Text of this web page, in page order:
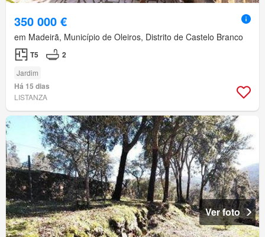
350 000 €
em Madeirã, Município de Oleiros, Distrito de Castelo Branco
T5 2
Jardim
Há 15 dias
LISTANZA
Ver foto